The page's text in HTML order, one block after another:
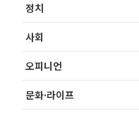
정치
사회
오피니언
문화·라이프